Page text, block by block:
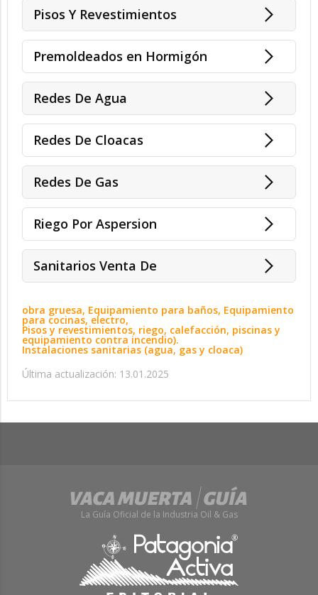
Pisos Y Revestimientos
Premoldeados en Hormigón
Redes De Agua
Redes De Cloacas
Redes De Gas
Riego Por Aspersion
Sanitarios Venta De
obra gruesa, Equipamiento para baños, Equipamiento
para cocinas, electro,
Pisos y revestimientos, riego, calefacción, piscinas y
equipamiento contra incendio).
Instalaciones sanitarias (agua, gas y cloaca)
Última actualización: 13.01.2025
La Guía Oficial de la Industria Oil & Gas